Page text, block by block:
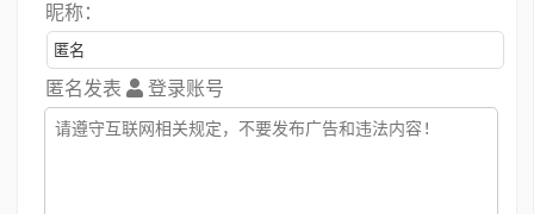
昵称：
匿名发表 登录账号